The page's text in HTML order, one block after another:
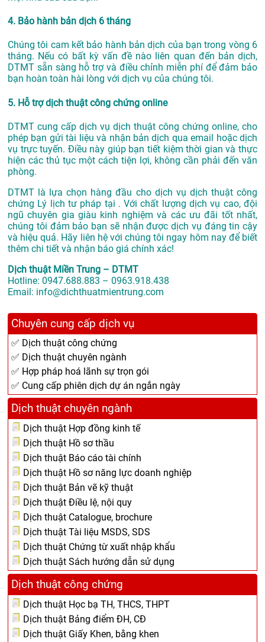
4. Bảo hành bản dịch 6 tháng
Chúng tôi cam kết bảo hành bản dịch của bạn trong vòng 6
tháng. Nếu có bất kỳ vấn đề nào liên quan đến bản dịch,
DTMT sẵn sàng hỗ trợ và điều chỉnh miễn phí để đảm bảo
bạn hoàn toàn hài lòng với dịch vụ của chúng tôi.
5. Hỗ trợ dịch thuật công chứng online
DTMT cung cấp dịch vụ dịch thuật công chứng online, cho
phép bạn gửi tài liệu và nhận bản dịch qua email hoặc dịch
vụ trực tuyến. Điều này giúp bạn tiết kiệm thời gian và thực
hiện các thủ tục một cách tiện lợi, không cần phải đến văn
phòng.
DTMT là lựa chọn hàng đầu cho dịch vụ dịch thuật công
chứng Lý lịch tư pháp tại . Với chất lượng dịch vụ cao, đội
ngũ chuyên gia giàu kinh nghiệm và các ưu đãi tốt nhất,
chúng tôi đảm bảo bạn sẽ nhận được dịch vụ đáng tin cậy
và hiệu quả. Hãy liên hệ với chúng tôi ngay hôm nay để biết
thêm chi tiết và nhận báo giá chính xác!
Dịch thuật Miền Trung – DTMT
Hotline: 0947.688.883 – 0963.918.438
Email: info@dichthuatmientrung.com
Chuyên cung cấp dịch vụ
✅ Dịch thuật công chứng
✅ Dịch thuật chuyên ngành
✅ Hợp pháp hoá lãnh sự trọn gói
✅ Cung cấp phiên dịch dự án ngắn ngày
Dịch thuật chuyên ngành
Dịch thuật Hợp đồng kinh tế
Dịch thuật Hồ sơ thầu
Dịch thuật Báo cáo tài chính
Dịch thuật Hồ sơ năng lực doanh nghiệp
Dịch thuật Bản vẽ kỹ thuật
Dịch thuật Điều lệ, nội quy
Dịch thuật Catalogue, brochure
Dịch thuật Tài liệu MSDS, SDS
Dịch thuật Chứng từ xuất nhập khẩu
Dịch thuật Sách hướng dẫn sử dụng
Dịch thuật công chứng
Dịch thuật Học bạ TH, THCS, THPT
Dịch thuật Bảng điểm ĐH, CĐ
Dịch thuật Giấy Khen, bằng khen